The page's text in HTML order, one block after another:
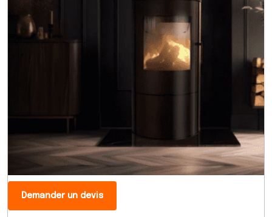
Demander un devis